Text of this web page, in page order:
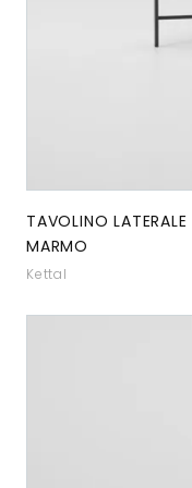
TAVOLINO
MARMO
Kettal